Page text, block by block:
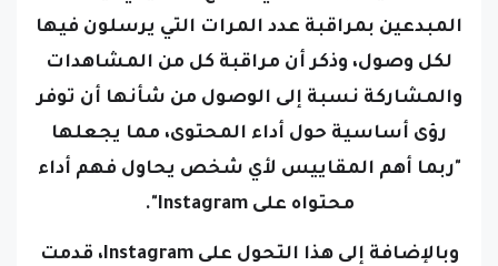
المبدعين بمراقبة عدد المرات التي يرسلون فيها
لكل وصول، وذكر أن مراقبة كل من المشاهدات
والمشاركة نسبة إلى الوصول من شأنها أن توفر
رؤى أساسية حول أداء المحتوى، مما يجعلها
"ربما أهم المقاييس لأي شخص يحاول فهم أداء
محتواه على Instagram".
وبالإضافة إلى هذا التحول على Instagram، قدمت